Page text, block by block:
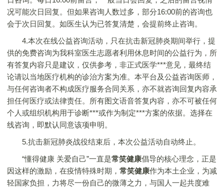
况可能次日回复。但如果咨询人数过多，部分16:00前的咨询也
会于次日回复。如医生认为已答复清楚，会提前终止咨询。
4.本次在线公益咨询活动，只在抗击新冠肺炎期间举行，提
供的免费咨询为我科室医生志愿者利用休息时间的公益行为，所
有答复内容只是建议，仅供参考，非正式医学***意见，最终结
论请以当地医疗机构的诊治方案为准。本平台及公益咨询医师，
与任何咨询者不构成医疗服务合同关系，亦不就咨询回复内容承
担任何医疗或法律责任。所有图文语音答复内容，亦不可被任何
个人或组织机构用于诊断***或作为制定***方案的依据。选择在
线咨询，即默认同意该项申明。
5.抗击新冠肺炎战役结束后，本次公益活动自动终止。
“懂得健康 关爱自己”一直是常笑健康倡导的核心理念，正是
因这样的激励，在疫情特殊时期， 常笑健康作为本土企业，为减
轻国家负担，力将尽一份自己的微薄之力，与国人一起共度难